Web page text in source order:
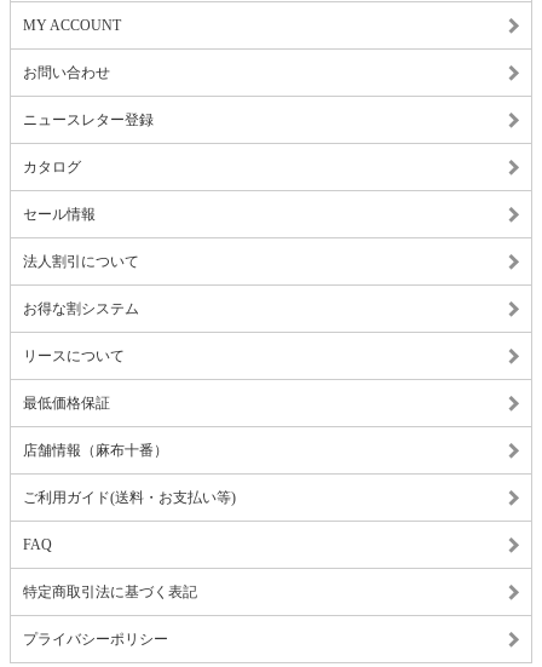
MY ACCOUNT
お問い合わせ
ニュースレター登録
カタログ
セール情報
法人割引について
お得な割システム
リースについて
最低価格保証
店舗情報（麻布十番）
ご利用ガイド(送料・お支払い等)
FAQ
特定商取引法に基づく表記
プライバシーポリシー